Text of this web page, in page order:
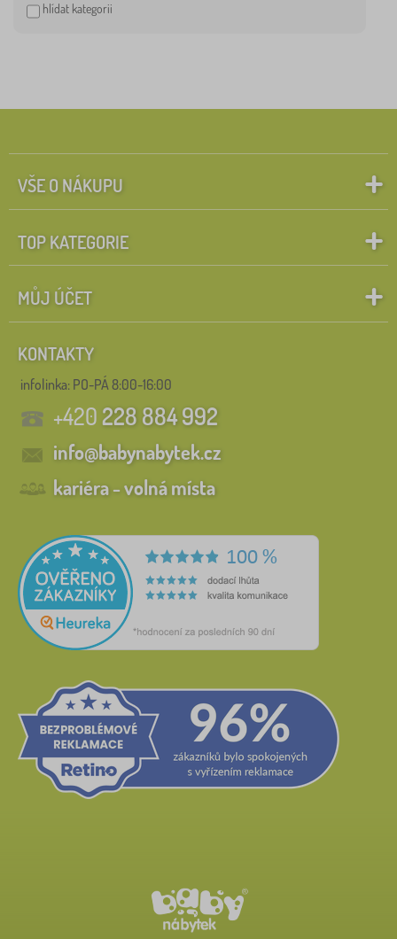
hlídat kategorii
VŠE O NÁKUPU
TOP KATEGORIE
MŮJ ÚČET
KONTAKTY
infolinka: PO-PÁ 8:00-16:00
+420228 884 992
info@babynabytek.cz
kariéra - volná místa